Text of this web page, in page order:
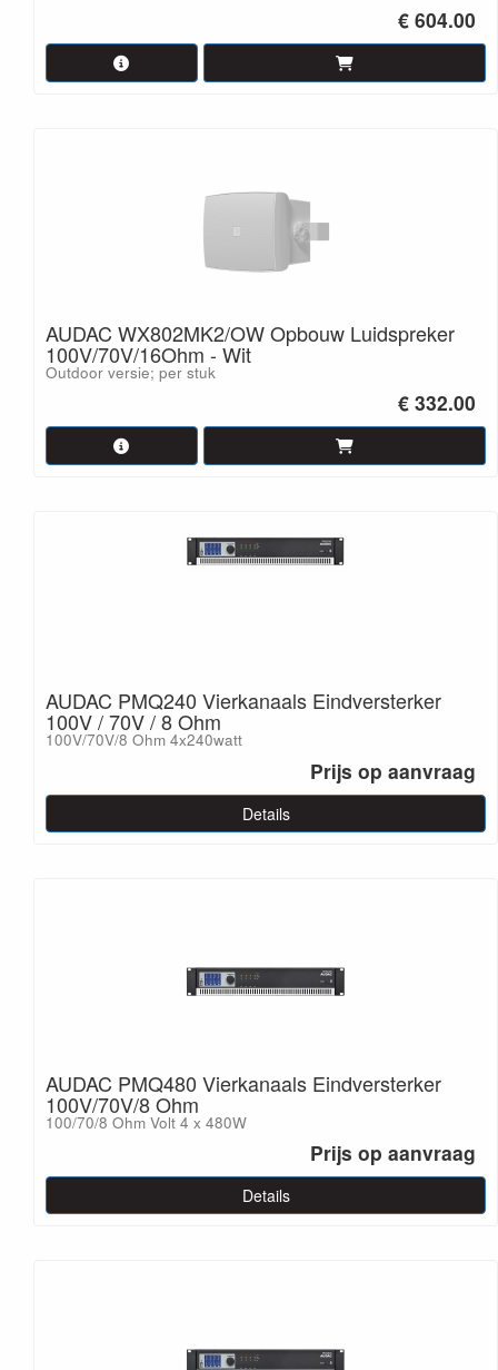
€ 604.00
AUDAC WX802MK2/OW Opbouw Luidspreker
100V/70V/16Ohm - Wit
Outdoor versie; per stuk
€ 332.00
AUDAC PMQ240 Vierkanaals Eindversterker
100V / 70V / 8 Ohm
100V/70V/8 Ohm 4x240watt
Prijs op aanvraag
Details
AUDAC PMQ480 Vierkanaals Eindversterker
100V/70V/8 Ohm
100/70/8 Ohm Volt 4 x 480W
Prijs op aanvraag
Details